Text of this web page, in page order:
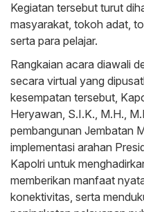
Kegiatan tersebut turut
masyarakat, tokoh adat,
serta para pelajar.
Rangkaian acara diawali
secara virtual yang
kesempatan tersebut,
Heryawan, S.I.K., M.H.,
pembangunan Jembatan
implementasi arahan
Kapolri untuk
memberikan manfaat
konektivitas, serta